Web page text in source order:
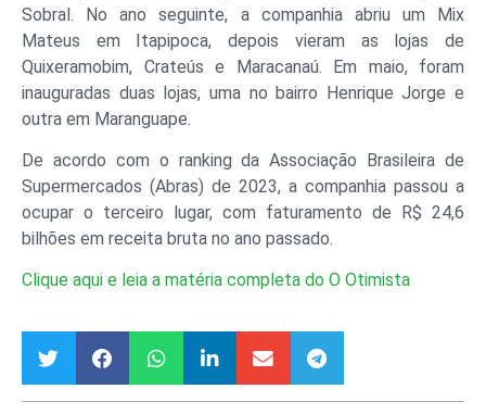
Sobral. No ano seguinte, a companhia abriu um Mix
Mateus em Itapipoca, depois vieram as lojas de
Quixeramobim, Crateús e Maracanaú. Em maio, foram
inauguradas duas lojas, uma no bairro Henrique Jorge e
outra em Maranguape.
De acordo com o ranking da Associação Brasileira de
Supermercados (Abras) de 2023, a companhia passou a
ocupar o terceiro lugar, com faturamento de R$ 24,6
bilhões em receita bruta no ano passado.
Clique aqui e leia a matéria completa do O Otimista